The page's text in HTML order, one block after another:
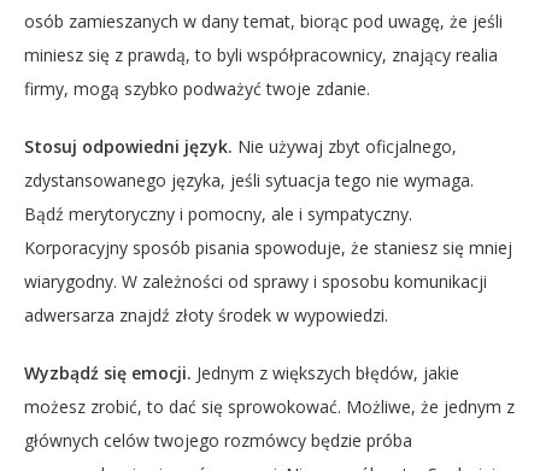
osób zamieszanych w dany temat, biorąc pod uwagę, że jeśli
miniesz się z prawdą, to byli współpracownicy, znający realia
firmy, mogą szybko podważyć twoje zdanie.
Stosuj odpowiedni język. Nie używaj zbyt oficjalnego,
zdystansowanego języka, jeśli sytuacja tego nie wymaga.
Bądź merytoryczny i pomocny, ale i sympatyczny.
Korporacyjny sposób pisania spowoduje, że staniesz się mniej
wiarygodny. W zależności od sprawy i sposobu komunikacji
adwersarza znajdź złoty środek w wypowiedzi.
Wyzbądź się emocji. Jednym z większych błędów, jakie
możesz zrobić, to dać się sprowokować. Możliwe, że jednym z
głównych celów twojego rozmówcy będzie próba